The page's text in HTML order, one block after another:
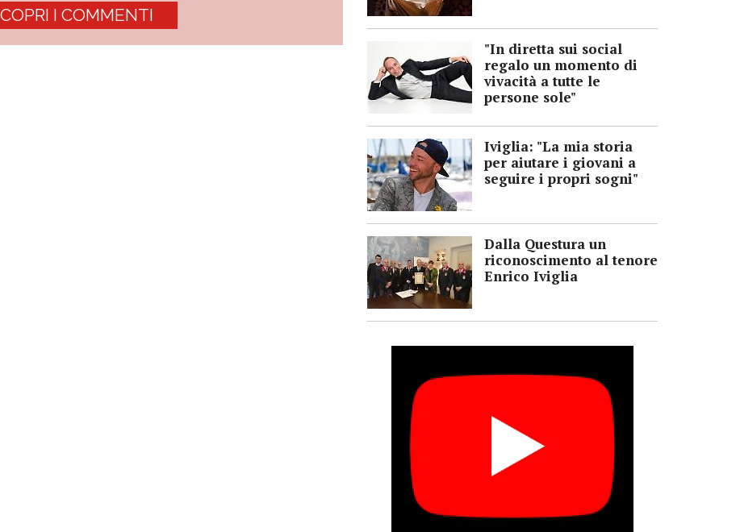
I COMMENTI
"In diretta sui social
regalo un momento di
vivacità a tutte le
persone sole"
Iviglia: "La mia storia
per aiutare i giovani a
seguire i propri sogni"
Dalla Questura un
riconoscimento al tenore
Enrico Iviglia